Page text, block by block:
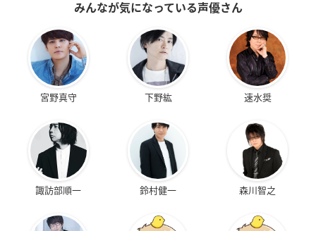
みんなが気になっている声優さん
宮野真守 下野紘 速水奨
諏訪部順一 鈴村健一 森川智之